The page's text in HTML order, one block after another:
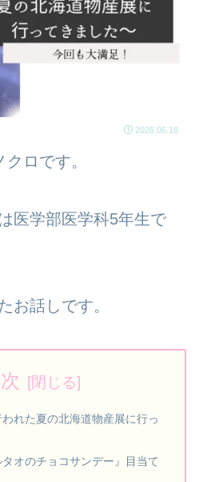
2025.06.18
ロです。
医学部医学科5年生で
お話しです。
れた夏の北海道物産展に行っ
オのチョコサンデー』目当て